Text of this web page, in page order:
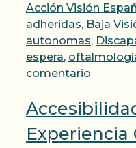
Acción Visión
adheridas, Baja
autonomas,
espera,
comentario
Experiencia